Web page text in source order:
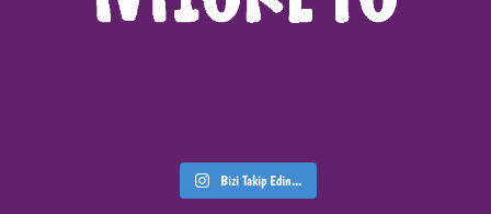
Bizi Takip Edin...